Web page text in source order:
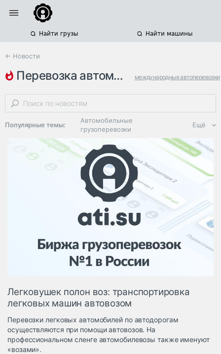
Найти грузы Найти машины
← Новости
перевозка автомобилей международные автоперевозки
россия автовозы
Популярные темы:
Автомобильные
грузоперевозки
Региональная
логистика
ЭДО, ИТ в
логистике
Дороги,
инфраструктура
Логистика, грузы
Негабаритные и
опасные грузы
Безопасность и
Таможня и ВЭД
грузовые
терминалы
Коммерческий
Ещё
Легковушек полон воз: транспортировка
легковых машин автовозом
Перевозки легковых автомобилей по автодорогам
осуществляются при помощи автовозов. На
профессиональном сленге автомобилевозы также именуют
«возами».